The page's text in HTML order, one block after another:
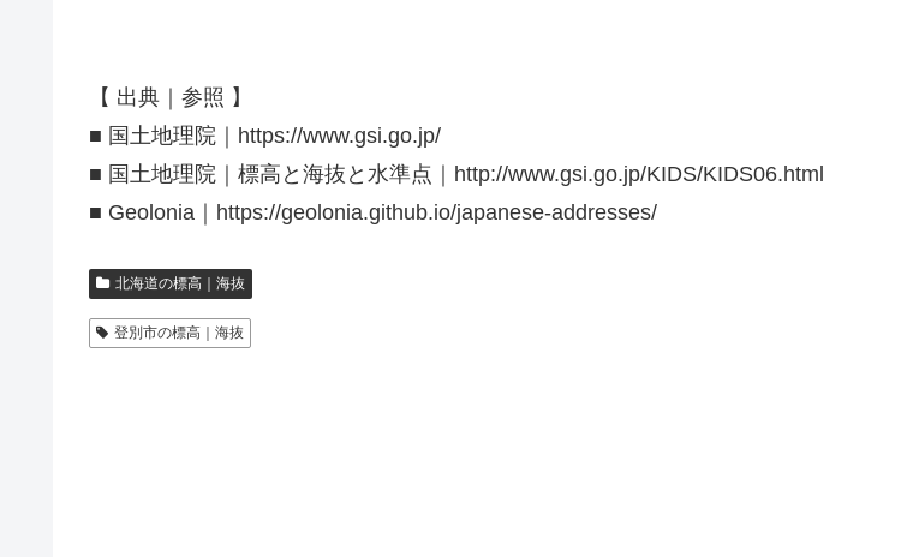
【 出典｜参照 】
■ 国土地理院｜https://www.gsi.go.jp/
■ 国土地理院｜標高と海抜と水準点｜http://www.gsi.go.jp/KIDS/KIDS06.html
■ Geolonia｜https://geolonia.github.io/japanese-addresses/
北海道の標高｜海抜
登別市の標高｜海抜